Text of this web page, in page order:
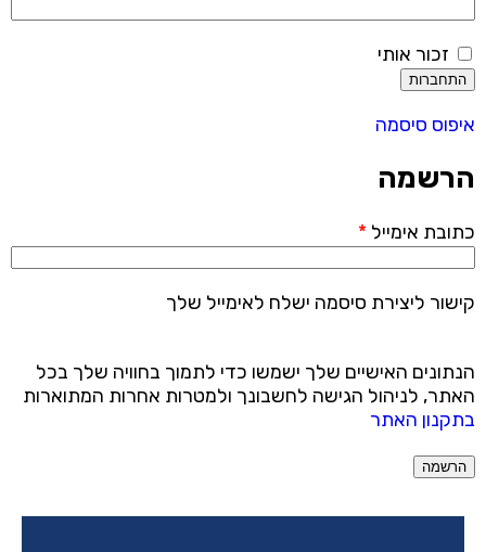
זכור אותי
התחברות
איפוס סיסמה
הרשמה
כתובת אימייל *
קישור ליצירת סיסמה ישלח לאימייל שלך
הנתונים האישיים שלך ישמשו כדי לתמוך בחוויה שלך בכל
האתר, לניהול הגישה לחשבונך ולמטרות אחרות המתוארות
בתקנון האתר
הרשמה